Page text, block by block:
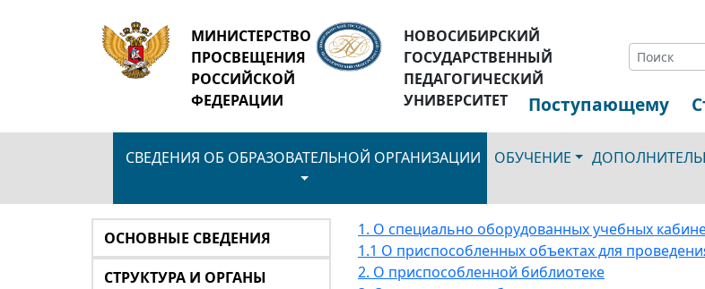
МИНИСТЕРСТВО
ПРОСВЕЩЕНИЯ
РОССИЙСКОЙ
ФЕДЕРАЦИИ
НОВОСИБИРСКИЙ
ГОСУДАРСТВЕННЫЙ
ПЕДАГОГИЧЕСКИЙ
УНИВЕРСИТЕТ
Поступающему
СВЕДЕНИЯ ОБ ОБРАЗОВАТЕЛЬНОЙ ОРГАНИЗАЦИИ ОБУЧЕНИЕ
ОСНОВНЫЕ СВЕДЕНИЯ
СТРУКТУРА И ОРГАНЫ
1. О специально оборудованных учебных
1.1 О приспособленных объектах для
2. О приспособленной библиотеке